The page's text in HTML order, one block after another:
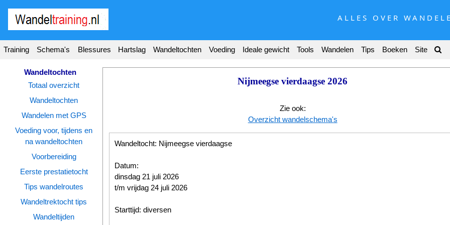
ALLES OVER
Training Schema's Blessures Hartslag Wandeltochten Voeding Ideale gewicht Tools Wandelen Tips Boeken Site
Wandeltochten
Totaal overzicht
Wandeltochten
Wandelen met GPS
Voeding voor, tijdens en
na wandeltochten
Voorbereiding
Eerste prestatietocht
Tips wandelroutes
Wandeltrektocht tips
Wandeltijden
Homepage
Wandelschema's
Wandelblessures
Wandeltochten
Sportvoeding
Nijmeegse vierdaagse 2026
Zie ook:
Overzicht wandelschema's
Wandeltocht: Nijmeegse vierdaagse
Datum:
dinsdag 21 juli 2026
t/m vrijdag 24 juli 2026
Starttijd: diversen